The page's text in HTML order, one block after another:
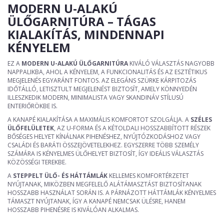
MODERN U-ALAKÚ
ÜLŐGARNITÚRA – TÁGAS
KIALAKÍTÁS, MINDENNAPI
KÉNYELEM
EZ A MODERN U-ALAKÚ ÜLŐGARNITÚRA KIVÁLÓ VÁLASZTÁS NAGYOBB
NAPPALIKBA, AHOL A KÉNYELEM, A FUNKCIONALITÁS ÉS AZ ESZTÉTIKUS
MEGJELENÉS EGYARÁNT FONTOS. AZ ELEGÁNS SZÜRKE KÁRPITOZÁS
IDŐTÁLLÓ, LETISZTULT MEGJELENÉST BIZTOSÍT, AMELY KÖNNYEDÉN
ILLESZKEDIK MODERN, MINIMALISTA VAGY SKANDINÁV STÍLUSÚ
ENTERIŐRÖKBE IS.
A KANAPÉ KIALAKÍTÁSA A MAXIMÁLIS KOMFORTOT SZOLGÁLJA. A SZÉLES
ÜLŐFELÜLETEK, AZ U-FORMA ÉS A KÉTOLDALI HOSSZABBÍTOTT RÉSZEK
BŐSÉGES HELYET KÍNÁLNAK PIHENÉSHEZ, NYÚJTÓZKODÁSHOZ VAGY
CSALÁDI ÉS BARÁTI ÖSSZEJÖVETELEKHEZ. EGYSZERRE TÖBB SZEMÉLY
SZÁMÁRA IS KÉNYELMES ÜLŐHELYET BIZTOSÍT, ÍGY IDEÁLIS VÁLASZTÁS
KÖZÖSSÉGI TEREKBE.
A STEPPELT ÜLŐ- ÉS HÁTTÁMLÁK KELLEMES KOMFORTÉRZETET
NYÚJTANAK, MIKÖZBEN MEGFELELŐ ALÁTÁMASZTÁST BIZTOSÍTANAK
HOSSZABB HASZNÁLAT SORÁN IS. A PÁRNÁZOTT HÁTTÁMLÁK KÉNYELMES
TÁMASZT NYÚJTANAK, ÍGY A KANAPÉ NEMCSAK ÜLÉSRE, HANEM
HOSSZABB PIHENÉSRE IS KIVÁLÓAN ALKALMAS.